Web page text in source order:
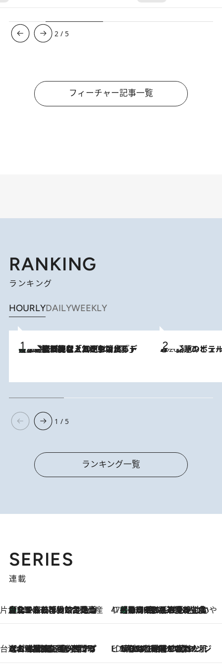
3 / 5
フィーチャー記事一覧
RANKING
ランキング
HOURLYDAILYWEEKLY
2026.8.5
【なぜ吉沢亮は「気配を消せる」のか？】興行収入208億の『国宝』を経て挑むミュージカル『ディア・エヴァン・ハンセン』。トップ俳優が舞台上でさらけ出した“孤独”とは 2026.6.12
オーシャンビュー＆特別なひととき 話題のホテルでハワイにひたる
1 / 5
ランキング一覧
SERIES
連載
片倉真理のときめく台湾土産
2026.8.5
台北からちょっと足を延ばして嘉義へ！ マジョリカタイルの博物館で見つけたレトロ可愛い台湾土産 47都道府県の手みやげ ひんやりスイーツで夏を満喫
2026.8.5
【静岡県】この夏絶対食べたい 冷やしておいしいおやつ3選 お茶香る生食感のふるふるゼリー
台湾ぶらぶら食べ歩き
2026.8.4
【台湾夏旅】買い物するなら“台湾の原宿”西門町へ！ お土産も自分用アイテムも揃うショッピングスポット8選 ビューティいいもの集め EDITORS' BEST
2026.8.3
“落とす”時間が“癒やし”に。THREEのクレンジングは、酷暑で疲れた肌も心も整えてくれる！